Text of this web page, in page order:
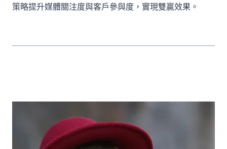
策略提升媒體關注度與客戶參與度，實現雙贏效果。